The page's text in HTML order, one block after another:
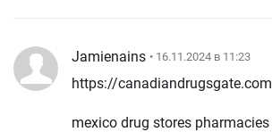
Jamienains • 16.11.2024 в 11:23
https://
mexico drug stores pharmacies